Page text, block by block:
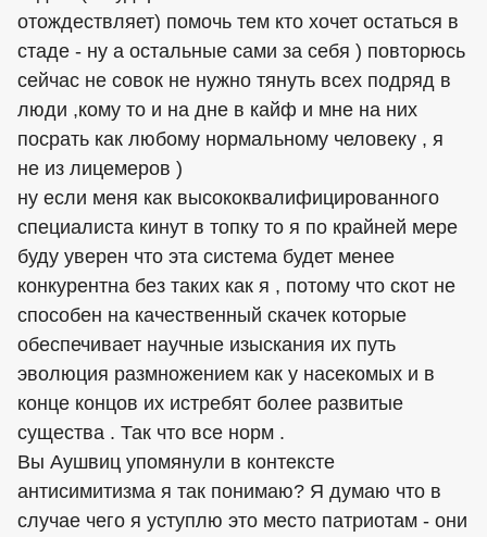
отождествляет) помочь тем кто хочет остаться в
стаде - ну а остальные сами за себя ) повторюсь
сейчас не совок не нужно тянуть всех подряд в
люди ,кому то и на дне в кайф и мне на них
посрать как любому нормальному человеку , я
не из лицемеров )
ну если меня как высококвалифицированного
специалиста кинут в топку то я по крайней мере
буду уверен что эта система будет менее
конкурентна без таких как я , потому что скот не
способен на качественный скачек которые
обеспечивает научные изыскания их путь
эволюция размножением как у насекомых и в
конце концов их истребят более развитые
существа . Так что все норм .
Вы Аушвиц упомянули в контексте
антисимитизма я так понимаю? Я думаю что в
случае чего я уступлю это место патриотам - они